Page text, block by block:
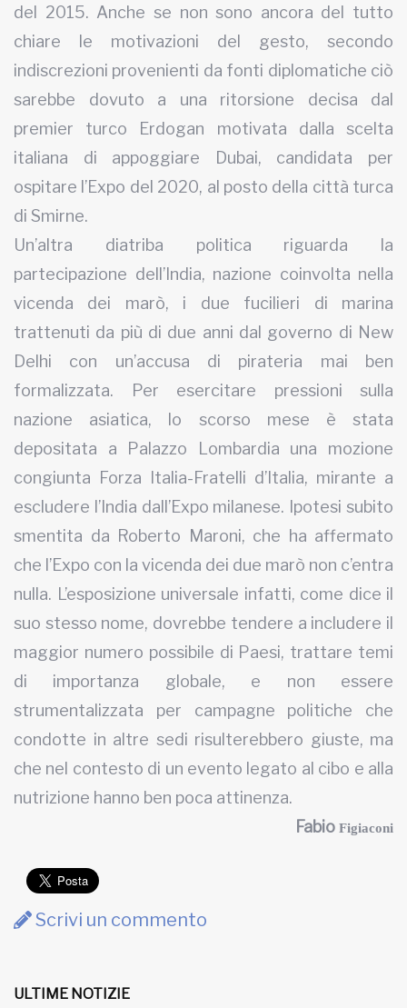
del 2015. Anche se non sono ancora del tutto
chiare le motivazioni del gesto, secondo
indiscrezioni provenienti da fonti diplomatiche ciò
sarebbe dovuto a una ritorsione decisa dal
premier turco Erdogan motivata dalla scelta
italiana di appoggiare Dubai, candidata per
ospitare l’Expo del 2020, al posto della città turca
di Smirne.
Un’altra diatriba politica riguarda la
partecipazione dell’India, nazione coinvolta nella
vicenda dei marò, i due fucilieri di marina
trattenuti da più di due anni dal governo di New
Delhi con un’accusa di pirateria mai ben
formalizzata. Per esercitare pressioni sulla
nazione asiatica, lo scorso mese è stata
depositata a Palazzo Lombardia una mozione
congiunta Forza Italia-Fratelli d’Italia, mirante a
escludere l’India dall’Expo milanese. Ipotesi subito
smentita da Roberto Maroni, che ha affermato
che l’Expo con la vicenda dei due marò non c’entra
nulla. L’esposizione universale infatti, come dice il
suo stesso nome, dovrebbe tendere a includere il
maggior numero possibile di Paesi, trattare temi
di importanza globale, e non essere
strumentalizzata per campagne politiche che
condotte in altre sedi risulterebbero giuste, ma
che nel contesto di un evento legato al cibo e alla
nutrizione hanno ben poca attinenza.
Fabio Figiaconi
Scrivi un commento
ULTIME NOTIZIE